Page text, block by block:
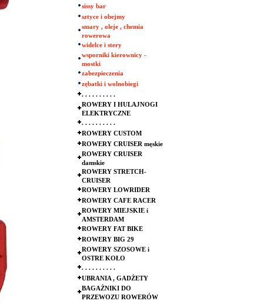
sissy bar
sztyce i obejmy
smary , oleje , chemia
rowerowa
widelce i stery
wsporniki kierownicy -
mostki
zabezpieczenia
zębatki i wolnobiegi
. . . . . . . . . .
ROWERY I HULAJNOGI
ELEKTRYCZNE
. . . . . . . . . .
ROWERY CUSTOM
ROWERY CRUISER męskie
ROWERY CRUISER
damskie
ROWERY STRETCH-
CRUISER
ROWERY LOWRIDER
ROWERY CAFE RACER
ROWERY MIEJSKIE i
AMSTERDAM
ROWERY FAT BIKE
ROWERY BIG 29
ROWERY SZOSOWE i
OSTRE KOŁO
. . . . . . . . . .
UBRANIA , GADŻETY
BAGAŻNIKI DO
PRZEWOZU ROWERÓW